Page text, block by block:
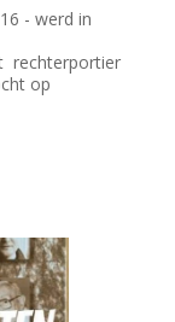
- werd in
rechterportier
op